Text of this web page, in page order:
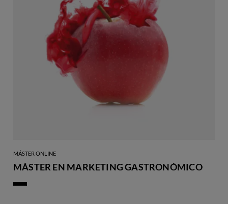
MÁSTER ONLINE
MÁSTER EN MARKETING GASTRONÓMICO